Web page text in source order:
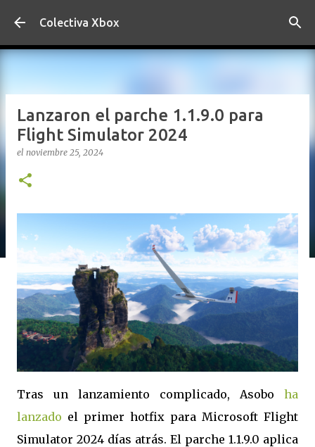
Ir al contenido principal
Colectiva Xbox
Lanzaron el parche 1.1.9.0 para
Flight Simulator 2024
el noviembre 25, 2024
Tras un lanzamiento complicado, Asobo ha
lanzado el primer hotfix para Microsoft Flight
Simulator 2024 días atrás. El parche 1.1.9.0 aplica